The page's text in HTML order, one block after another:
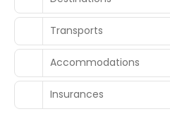
Transports
Accommodations
Insurances